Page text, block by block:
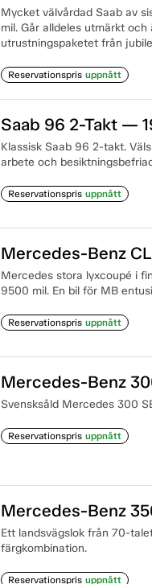
Mycket välvårdad Saab av
mil. Går alldeles utmärkt
utrustningspaketet från
Reservationspris uppnått
Saab 96 2-Takt —
Klassisk Saab 96 2-takt.
arbete och
Reservationspris uppnått
Mercedes-Benz
Mercedes stora lyxcoupé i
9500 mil. En bil för MB
Reservationspris uppnått
Mercedes-Benz
Svensksåld Mercedes 300
Reservationspris uppnått
Mercedes-Benz
Ett landsvägslok från 70-
färgkombination.
Reservationspris uppnått